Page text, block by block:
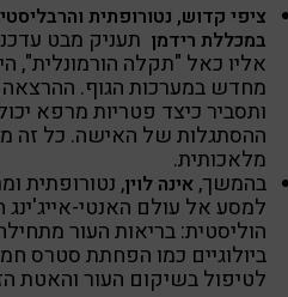
ציפי קדוש, נטורופתית
במכללת רידמן תעניק מבט
אליו כאל "תקלה הורמונלית",
מחדש במערכות הגוף.
ותסביר כיצד פטריות מרפא
ההסתגלות של האישה. כל זה
מלאכותית.
בהמשך,אינה לוין, נטורופתית
למסע אל עולם האנטי-
הוליסטית: בריאות העור
ביולוגיים כמו הפחתת סטרס
לטיפול בשיקום העור והאטת